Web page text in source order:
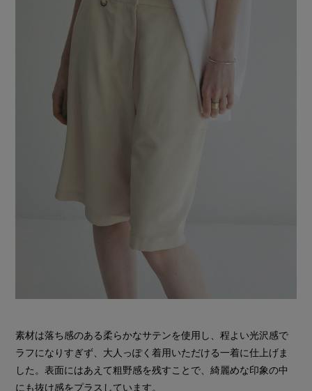
素材は落ち感のある柔らかなサテンを使用し、程よい光沢感で
ラフになりすぎず、大人っぽく着用いただける一着に仕上げま
した。表面にはあえて粗野感を残すことで、綺麗めな印象の中
にも抜け感をプラスしています。